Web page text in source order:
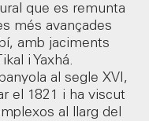
que es remunta
més avançades
amb jaciments
i Yaxhá.
al segle XVI,
el 1821 i ha viscut
al llarg del